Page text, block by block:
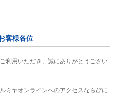
客様各位
利用いただき、誠にありがとうござい
ミヤオンラインへのアクセスならびに